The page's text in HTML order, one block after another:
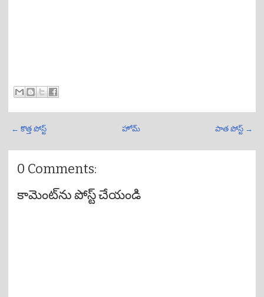
← కొత్త పోస్ట్ పాత పోస్ట్ →
హోమ్
0 Comments:
కామెంట్‌ను పోస్ట్ చేయండి